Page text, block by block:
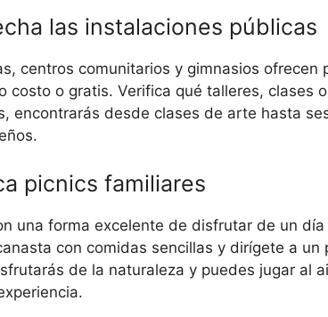
las instalaciones públicas
centros comunitarios y gimnasios ofrecen
costo o gratis. Verifica qué talleres, clases
encontrarás desde clases de arte hasta
picnics familiares
una forma excelente de disfrutar de un
con comidas sencillas y dirígete a
de la naturaleza y puedes jugar al